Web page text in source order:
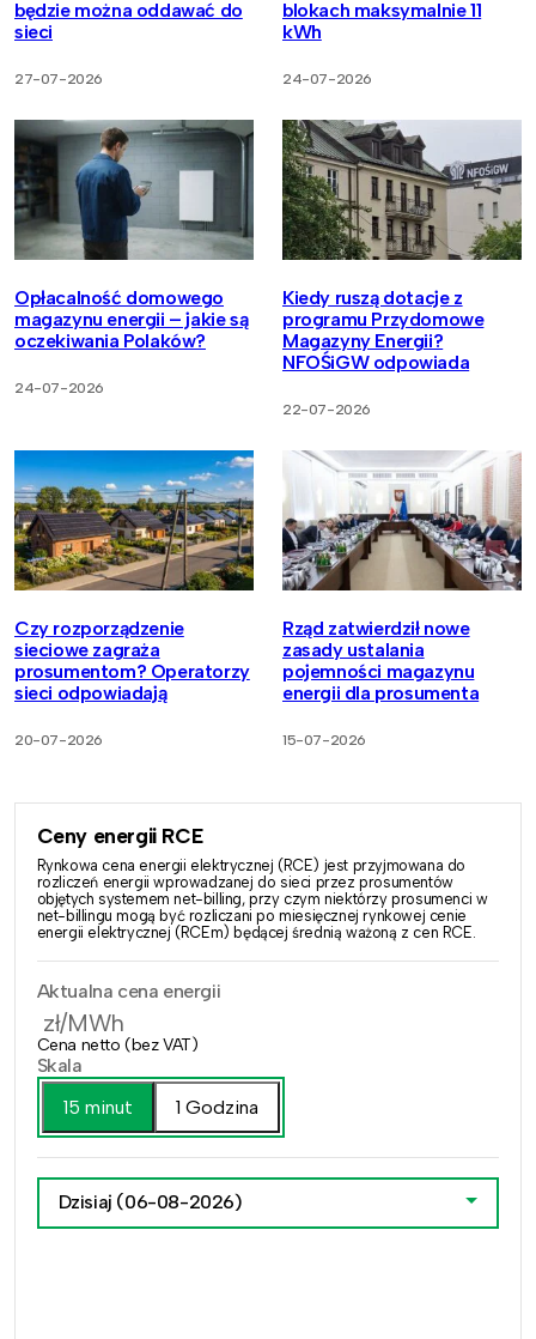
będzie można oddawać do
sieci
27-07-2026
blokach maksymalnie 11
kWh
24-07-2026
Opłacalność domowego
magazynu energii – jakie są
oczekiwania Polaków?
24-07-2026
Kiedy ruszą dotacje z
programu Przydomowe
Magazyny Energii?
NFOŚiGW odpowiada
22-07-2026
Czy rozporządzenie
sieciowe zagraża
prosumentom? Operatorzy
sieci odpowiadają
20-07-2026
Rząd zatwierdził nowe
zasady ustalania
pojemności magazynu
energii dla prosumenta
15-07-2026
Ceny energii RCE
Rynkowa cena energii elektrycznej (RCE) jest przyjmowana do
rozliczeń energii wprowadzanej do sieci przez prosumentów
objętych systemem net-billing, przy czym niektórzy prosumenci w
net-billingu mogą być rozliczani po miesięcznej rynkowej cenie
energii elektrycznej (RCEm) będącej średnią ważoną z cen RCE.
Aktualna cena energii
zł/MWh
Cena netto (bez VAT)
Skala
15 minut
1 Godzina
Dzisiaj (06-08-2026)